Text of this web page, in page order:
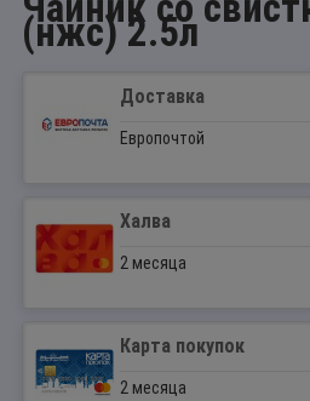
(нжс) 2.5л
Доставка
Европочтой
Халва
2 месяца
Карта покупок
2 месяца